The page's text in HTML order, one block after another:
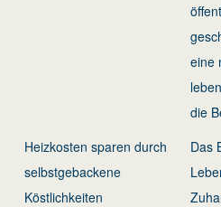
eine
die
Heizkosten sparen durch
selbstgebackene
Köstlichkeiten
Das